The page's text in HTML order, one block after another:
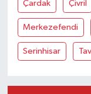
Çardak Çivril
Merkezefendi
Serinhisar